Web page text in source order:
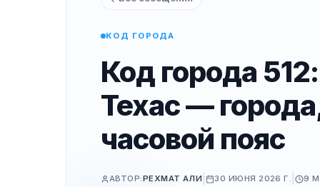
КОД ГОРОДА
Код города
Техас —
часовой пояс
АВТОР:РЕХМАТ АЛИ 30 ИЮНЯ 2026 Г. | 9